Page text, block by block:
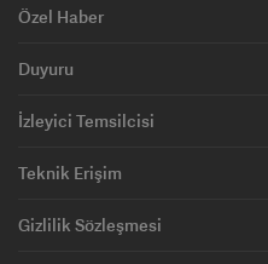
Özel Haber
Duyuru
İzleyici Temsilcisi
Teknik Erişim
Gizlilik Sözleşmesi